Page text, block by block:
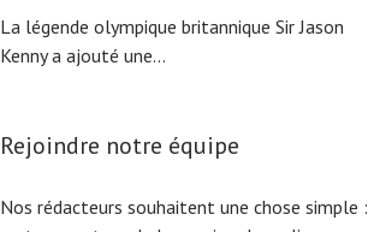
La légende olympique britannique Sir Jason
Kenny a ajouté une...
Rejoindre notre équipe
Nos rédacteurs souhaitent une chose simple :